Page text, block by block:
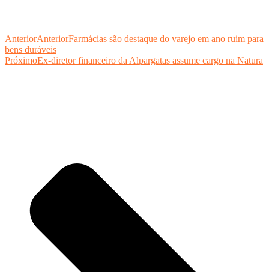
AnteriorAnteriorFarmácias são destaque do varejo em ano ruim para
bens duráveis
PróximoEx-diretor financeiro da Alpargatas assume cargo na Natura